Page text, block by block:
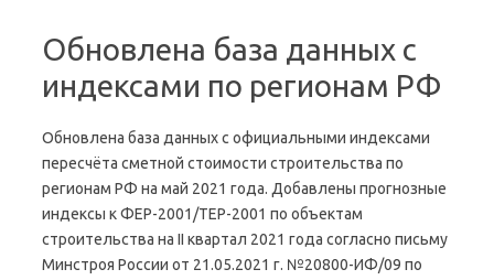
Обновлена база данных с
индексами по регионам РФ
Обновлена база данных с официальными индексами
пересчёта сметной стоимости строительства по
регионам РФ на май 2021 года. Добавлены прогнозные
индексы к ФЕР-2001/ТЕР-2001 по объектам
строительства на II квартал 2021 года согласно письму
Минстроя России от 21.05.2021 г. №20800-ИФ/09 по